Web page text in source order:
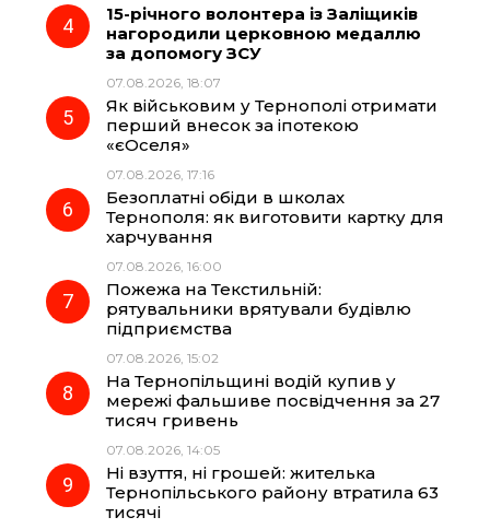
15-річного волонтера із Заліщиків
нагородили церковною медаллю
за допомогу ЗСУ
07.08.2026, 18:07
Як військовим у Тернополі отримати
перший внесок за іпотекою
«єОселя»
07.08.2026, 17:16
Безоплатні обіди в школах
Тернополя: як виготовити картку для
харчування
07.08.2026, 16:00
Пожежа на Текстильній:
рятувальники врятували будівлю
підприємства
07.08.2026, 15:02
На Тернопільщині водій купив у
мережі фальшиве посвідчення за 27
тисяч гривень
07.08.2026, 14:05
Ні взуття, ні грошей: жителька
Тернопільського району втратила 63
тисячі